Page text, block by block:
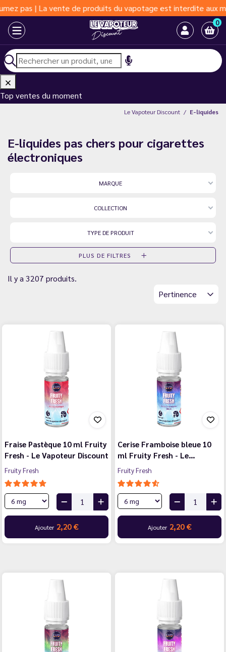
du vapotage est interdite aux moins de 18 ans |
0
Top ventes du moment
Le Vapoteur Discount E-liquides
E-liquides pas chers pour cigarettes
électroniques
MARQUE
COLLECTION
TYPE DE PRODUIT
PLUS DE FILTRES
Il y a 3207 produits.
Pertinence
Fraise Pastèque 10 ml Fruity
Fresh - Le Vapoteur Discount
Fruity Fresh
Ajouter 2,20 €
Cerise Framboise bleue 10
ml Fruity Fresh - Le…
Fruity Fresh
Ajouter 2,20 €